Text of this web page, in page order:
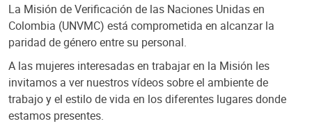
La Misión de Verificación de las Naciones Unidas en
Colombia (UNVMC) está comprometida en alcanzar la
paridad de género entre su personal.
A las mujeres interesadas en trabajar en la Misión les
invitamos a ver nuestros vídeos sobre el ambiente de
trabajo y el estilo de vida en los diferentes lugares donde
estamos presentes.